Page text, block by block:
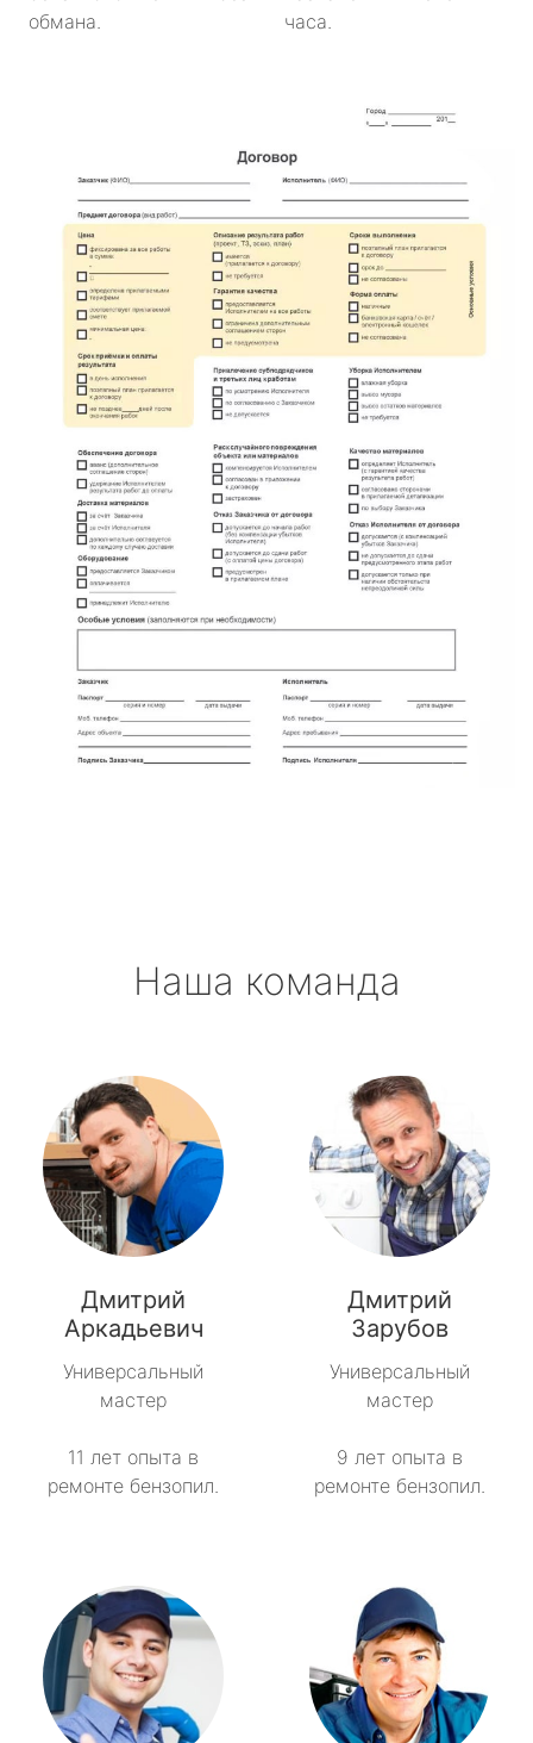
обмана.
часа.
Наша команда
Дмитрий
Аркадьевич
Универсальный
мастер
11 лет опыта в
ремонте бензопил.
Дмитрий
Зарубов
Универсальный
мастер
9 лет опыта в
ремонте бензопил.